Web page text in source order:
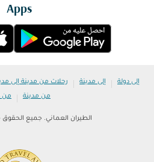
Apps
إلى دولة | إلى مدينة | رحلات من مدينة إلى
من مدينة | من
الطيران العماني. جميع الحقوق